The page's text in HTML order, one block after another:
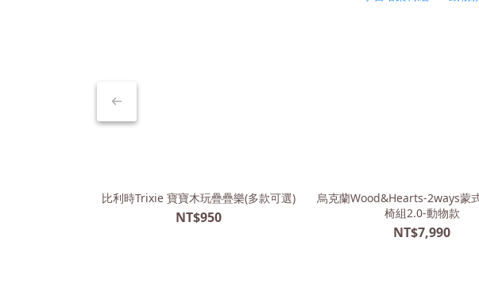
比利時Trixie 寶寶木玩疊疊樂(多款可選)
NT$950
烏克蘭Wood&Hearts-2ways蒙
椅組2.0-動物款
NT$7,990